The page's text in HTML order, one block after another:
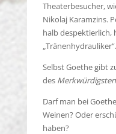
Theaterbesucher,
Nikolaj Karamzins.
halb despektierlich,
„Tränenhydrauliker“.
Selbst Goethe gibt
des Merkwürdigsten
Darf man bei
Weinen? Oder
haben?